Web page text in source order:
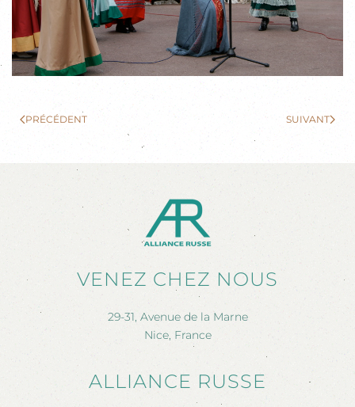
PRÉCÉDENT SUIVANT
VENEZ CHEZ NOUS
29-31, Avenue de la Marne
Nice, France
ALLIANCE RUSSE